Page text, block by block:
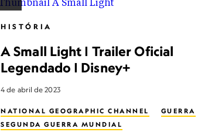
ELEFANTE-INDIANO
HISTÓRIA
A Small Light | Trailer Oficial
Legendado | Disney+
4 de abril de 2023
NATIONAL GEOGRAPHIC CHANNEL
GUERRA
SEGUNDA GUERRA MUNDIAL